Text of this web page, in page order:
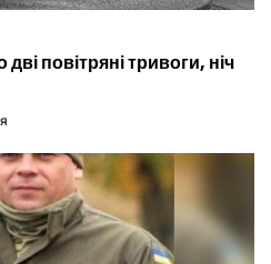
повітряні тривоги, ніч